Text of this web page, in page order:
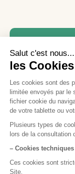
Besoin
formation
Notre équipe
Contactez le
Nous
et vos
directement